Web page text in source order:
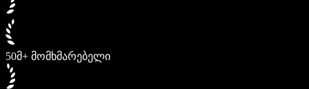
50მ+ მომხმარებელი